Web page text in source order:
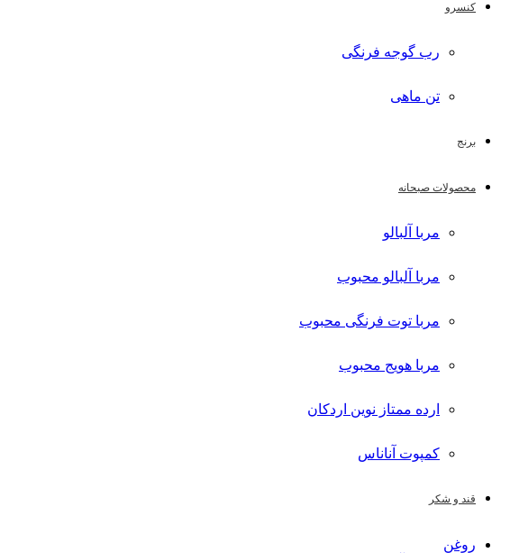
کنسرو
رب گوجه فرنگی
تن ماهی
برنج
محصولات صبحانه
مربا آلبالو
مربا آلبالو محبوب
مربا توت فرنگی محبوب
مربا هویج محبوب
ارده ممتاز نوین اردکان
کمپوت آناناس
قند و شکر
روغن